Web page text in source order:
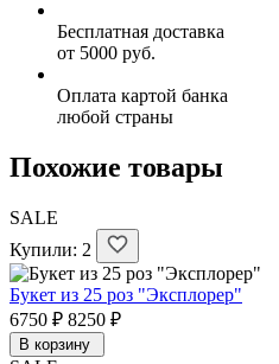
Бесплатная доставка
от 5000 руб.
Оплата картой банка
любой страны
Похожие товары
SALE
Купили: 2
Букет из 25 роз "Эксплорер"
6750 ₽ 8250 ₽
В корзину